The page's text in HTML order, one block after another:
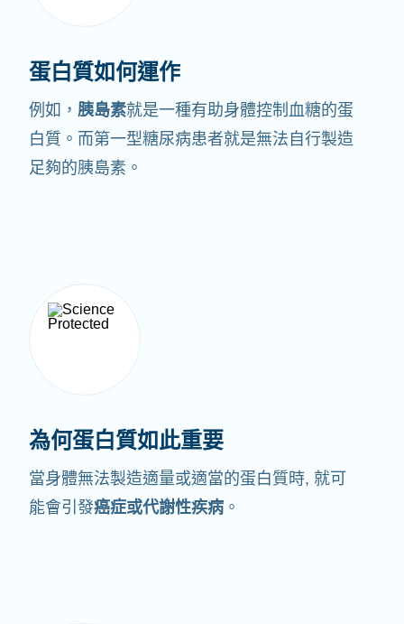
蛋白質如何運作
例如， 胰島素就是一種有助身體控制血糖的蛋
白質。 而第一型糖尿病患者就是無法自行製造
足夠的胰島素。
為何蛋白質如此重要
當身體無法製造適量或適當的蛋白質時, 就可
能會引發癌症或代謝性疾病 。